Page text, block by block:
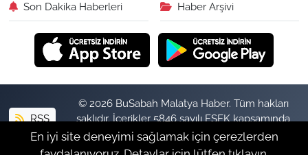
Son Dakika Haberleri Haber Arşivi
RSS
© 2026 BuSabah Malatya Haber. Tüm hakları
saklıdır. İçerikler 5846 sayılı FSEK kapsamında
izinsiz kopyalanamaz.
En iyi site deneyimi sağlamak için çerezlerden